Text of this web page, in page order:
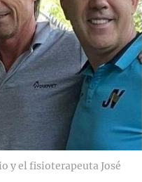
y el fisioterapeuta José